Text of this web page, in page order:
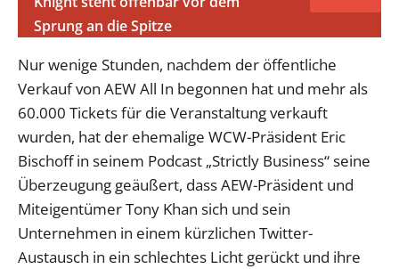
Sprung an die Spitze
Nur wenige Stunden, nachdem der öffentliche
Verkauf von AEW All In begonnen hat und mehr als
60.000 Tickets für die Veranstaltung verkauft
wurden, hat der ehemalige WCW-Präsident Eric
Bischoff in seinem Podcast „Strictly Business“ seine
Überzeugung geäußert, dass AEW-Präsident und
Miteigentümer Tony Khan sich und sein
Unternehmen in einem kürzlichen Twitter-
Austausch in ein schlechtes Licht gerückt und ihre